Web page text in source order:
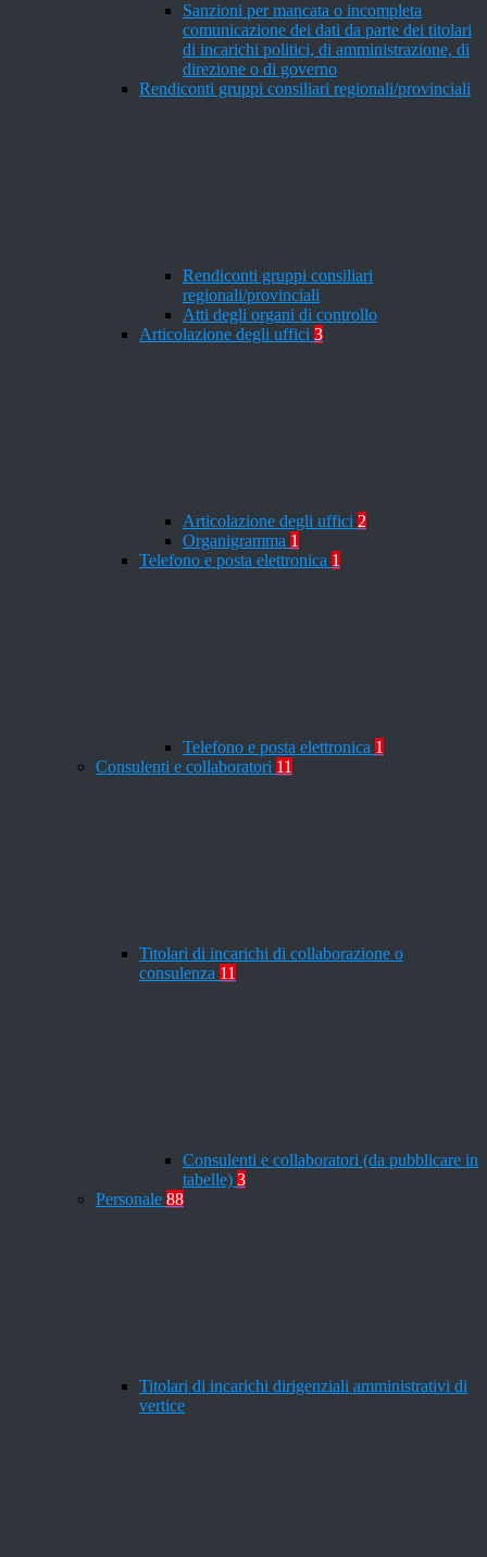
Sanzioni per mancata o incompleta
comunicazione dei dati da parte dei titolari
di incarichi politici, di amministrazione, di
direzione o di governo
Rendiconti gruppi consiliari regionali/provinciali
Rendiconti gruppi consiliari
regionali/provinciali
Atti degli organi di controllo
Articolazione degli uffici 3
Articolazione degli uffici 2
Organigramma 1
Telefono e posta elettronica 1
Telefono e posta elettronica 1
Consulenti e collaboratori 11
Titolari di incarichi di collaborazione o
consulenza 11
Consulenti e collaboratori (da pubblicare in
tabelle) 3
Personale 88
Titolari di incarichi dirigenziali amministrativi di
vertice